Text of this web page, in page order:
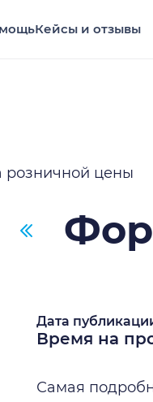
Кейсы и отзывы
розничной цены
Дата
Время на
Самая